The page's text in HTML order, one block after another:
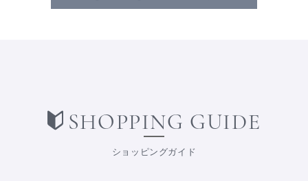
SHOPPING GUIDE
ショッピングガイド